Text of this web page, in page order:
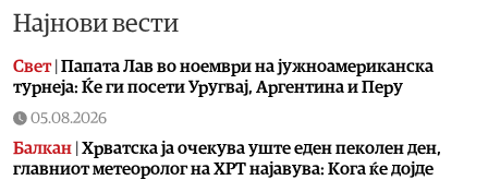
Најнови вести
Свет| Папата Лав во ноември на јужноамериканска
турнеја: Ќе ги посети Уругвај, Аргентина и Перу
05.08.2026
Балкан Хрватска ја очекува уште еден пеколен ден,
главниот метеоролог на ХРТ најавува: Кога ќе дојде